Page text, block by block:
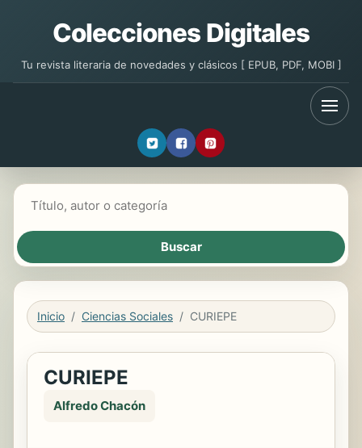
Colecciones Digitales
Tu revista literaria de novedades y clásicos [ EPUB, PDF, MOBI ]
Inicio Ciencias Sociales CURIEPE
CURIEPE
Alfredo Chacón